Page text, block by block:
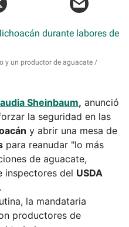
y un productor de aguacate
Sheinbaum, anunció
la seguridad en las
y abrir una mesa de
para reanudar "lo más
de aguacate,
inspectores del USDA
la mandataria
productores de